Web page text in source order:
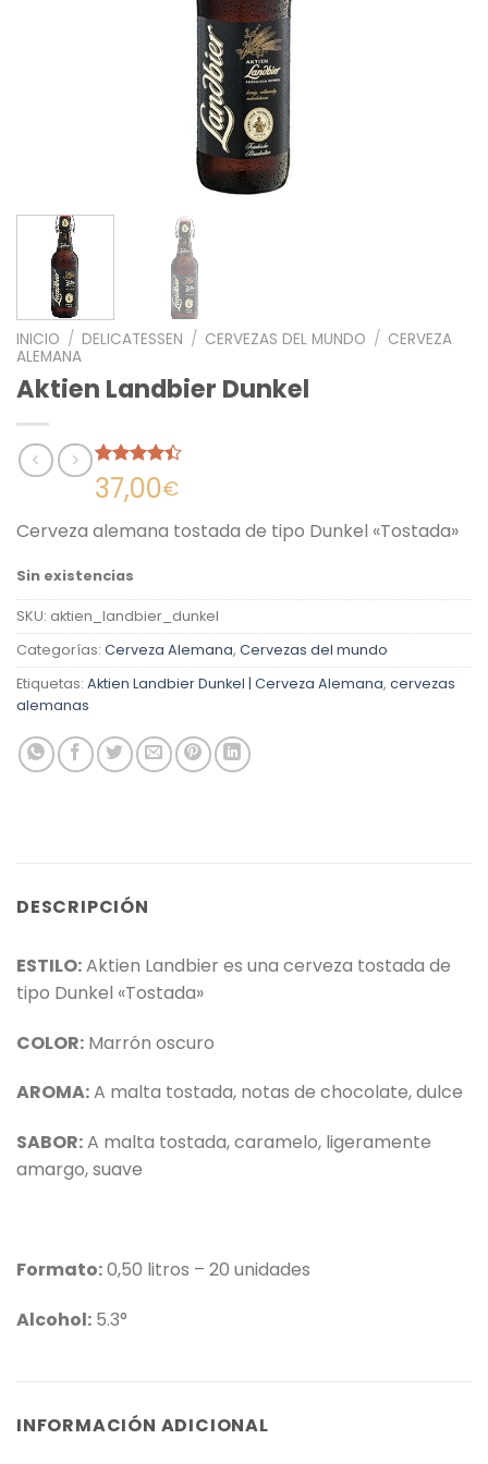
INICIO / DELICATESSEN / CERVEZAS DEL MUNDO / CERVEZA
ALEMANA
Aktien Landbier Dunkel
Valorado
con4.40
base a
5
de clientes
37,00€
Cerveza alemana tostada de tipo Dunkel «Tostada»
Sin existencias
SKU: aktien_landbier_dunkel
Categorías: Cerveza Alemana, Cervezas del mundo
Etiquetas: Aktien Landbier Dunkel | Cerveza Alemana, cervezas
alemanas
DESCRIPCIÓN
ESTILO:Aktien Landbier es una cerveza tostada de
tipo Dunkel «Tostada»
COLOR: Marrón oscuro
AROMA:A malta tostada, notas de chocolate, dulce
SABOR:A malta tostada, caramelo, ligeramente
amargo, suave
Formato:0,50 litros – 20 unidades
Alcohol: 5.3°
INFORMACIÓN ADICIONAL